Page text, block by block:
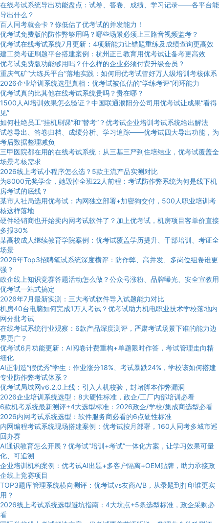
在线考试系统导出功能盘点：试卷、答卷、成绩、学习记录——各平台能
导出什么？
百人同考就会卡？你低估了优考试的并发能力！
优考试免费版的防作弊够用吗？哪些场景必须上三路音视频监考？
优考试在线考试系统7月更新：4项新能力让错题重练及成绩查询更高效
建工类考证刷题平台搭建案例：杭州正己教育用优考试让备考更高效
优考试免费版功能够用吗？什么样的企业必须付费升级会员？
重庆气矿“大练兵平台”落地实践：如何用优考试管好万人级培训考核体系
2026企业培训系统选型真相：优考试被低估的“学练考评”闭环能力
优考试真的比其他在线考试系统贵吗？贵在哪？
1500人AI培训效果怎么验证？中国联通濮阳分公司用优考试让成果“看得
见”
如何杜绝员工“挂机刷课”和“替考”？优考试企业培训考试系统给出解法
试卷导出、答卷归档、成绩分析、学习追踪——优考试四大导出功能，为
考后数据整理减负
三甲医院都在用的在线考试系统：从三基三严到住培结业，优考试覆盖全
场景考核需求
2026线上考试小程序怎么选？5款主流产品实测对比
为8000元奖学金，她毁掉全班22人前程：考试防作弊系统为何是线下机
房考试的底线？
某市人社局选用优考试：内网独立部署+加密狗交付，500人职业培训考
核这样落地
硬件经销商也开始卖内网考试软件了？加上优考试，机房项目客单价直接
多报30%
某高校成人继续教育学院案例：优考试覆盖学历提升、干部培训、考证全
场景
2026年Top3招聘笔试系统深度横评：防作弊、高并发、多岗位组卷谁更
强？
政企线上知识竞赛答题活动怎么做？公众号涨粉、品牌曝光、安全宣教用
优考试一站式搞定
2026年7月最新实测：三大考试软件导入试题能力对比
机房40台电脑如何完成1万人考试？优考试助力机电职业技术学校落地内
网分批考试
在线考试系统行业观察：6款产品深度测评，严肃考试场景下谁的能力边
界更广？
优考试6月功能更新：AI阅卷计费重构+单题限时作答，考试管理走向精
细化
AI正制造“假优秀”学生：作业涨分18%、考试暴跌24%，学校该如何搭建
专业防作弊考试体系？
优考试局域网v6.2.0上线：引入人机校验，封堵脚本作弊漏洞
2026企业培训系统选型：8大硬性标准，政企/工厂内部培训必看
6款机考系统最新测评+4大选型标准：2026政企/学校/集成商选型必看
2026内网考试系统选型：软件服务商必看的6点硬性标准
内网编程考试系统现场搭建案例：优考试按月部署，160人同考多城市巡
回办赛
AI通识教育怎么开展？优考试“培训+考试”一体化方案，让学习效果可量
化、可追溯
企业培训机构案例：优考试AI出题+多客户隔离+OEM贴牌，助力承接政
企线上竞赛项目
TOP3题库管理系统横向测评：优考试vs友商A/B，从录题到打印谁更实
用？
2026线上考试系统选型避坑指南：4大坑点+5条选型标准，政企采购必
看